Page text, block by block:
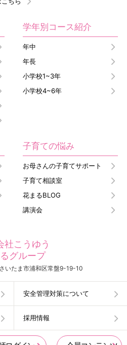
学年別コース紹介
年中
年長
小学校1~3年
小学校4~6年
子育ての悩み
お母さんの子育てサポート
子育て相談室
花まるBLOG
講演会
社こうゆう
グループ
いたま市浦和区常盤9-19-10
安全管理対策について
採用情報